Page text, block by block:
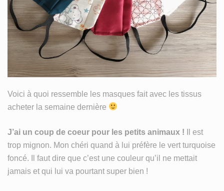
MY LIFE
TISSU
WIP
Voici à quoi ressemble les masques fait avec les tissus
acheter la semaine dernière
J’ai un coup de coeur pour les petits animaux ! Il est
trop mignon. Mon chéri quand à lui préfère le vert turquoise
foncé. Il faut dire que c’est une couleur qu’il ne mettait
jamais et qui lui va pourtant super bien !